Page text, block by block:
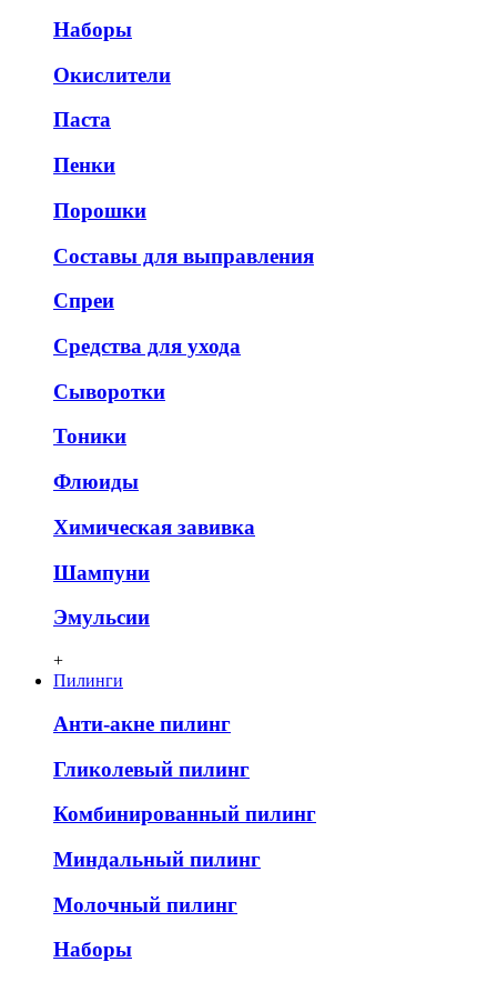
Наборы
Окислители
Паста
Пенки
Порошки
Составы для выправления
Спреи
Средства для ухода
Сыворотки
Тоники
Флюиды
Химическая завивка
Шампуни
Эмульсии
+
Пилинги
Анти-акне пилинг
Гликолевый пилинг
Комбинированный пилинг
Миндальный пилинг
Молочный пилинг
Наборы